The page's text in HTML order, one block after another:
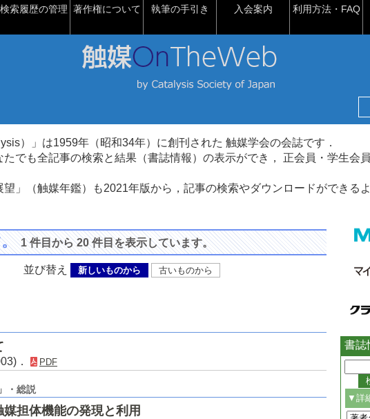
検索履歴の管理 著作権について 執筆の手引き 入会案内 利用方法・FAQ
）」は1959年（昭和34年）に創刊された 触媒学会の会誌です．
でも全記事の検索と結果（書誌情報）の表示ができ， 正会員・学生会
」（触媒年鑑）も2021年版から，記事の検索やダウンロードができる
。1 件目から 20 件目を表示しています。
並び替え 新しいものから 古いものから
． PDF
・総説
担体機能の発現と利用
書誌
▼詳